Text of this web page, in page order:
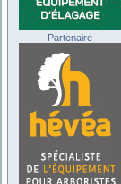
Partenaire